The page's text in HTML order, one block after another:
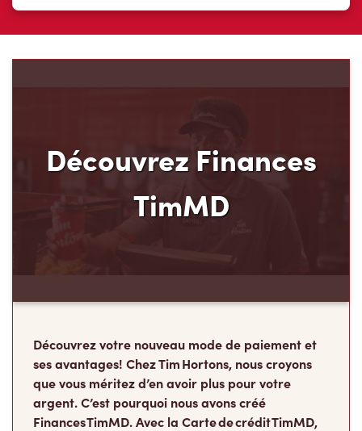
Découvrez Finances
TimMD
Découvrez votre nouveau mode de paiement et
ses avantages! Chez Tim Hortons, nous croyons
que vous méritez d’en avoir plus pour votre
argent. C’est pourquoi nous avons créé
Finances TimMD. Avec la Carte de crédit TimMD,